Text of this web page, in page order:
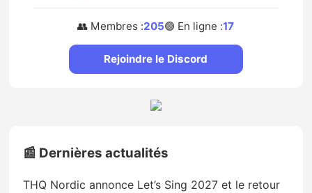
👥 Membres :205🟢 En ligne :17
Rejoindre le Discord
📰 Dernières actualités
THQ Nordic annonce Let’s Sing 2027 et le retour